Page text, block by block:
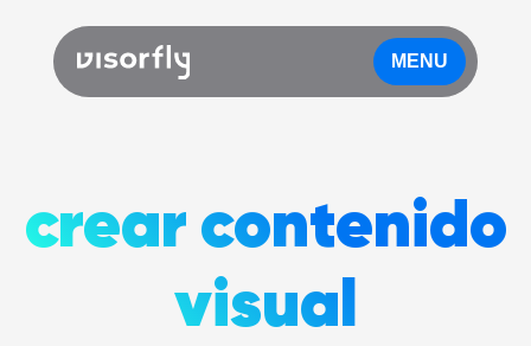
MENU
crear contenido
visual